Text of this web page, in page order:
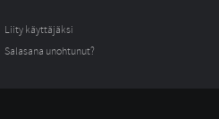
Liity käyttäjäksi
Salasana unohtunut?